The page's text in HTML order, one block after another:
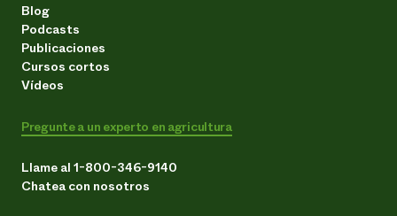
Blog
Podcasts
Publicaciones
Cursos cortos
Vídeos
Pregunte a un experto en agricultura
Llame al 1-800-346-9140
Chatea con nosotros